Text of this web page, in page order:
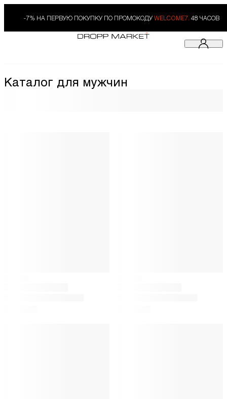
-7% НА ПЕРВУЮ ПОКУПКУ ПО ПРОМОКОДУ WELCOME7. 48 ЧАСОВ
Каталог для мужчин